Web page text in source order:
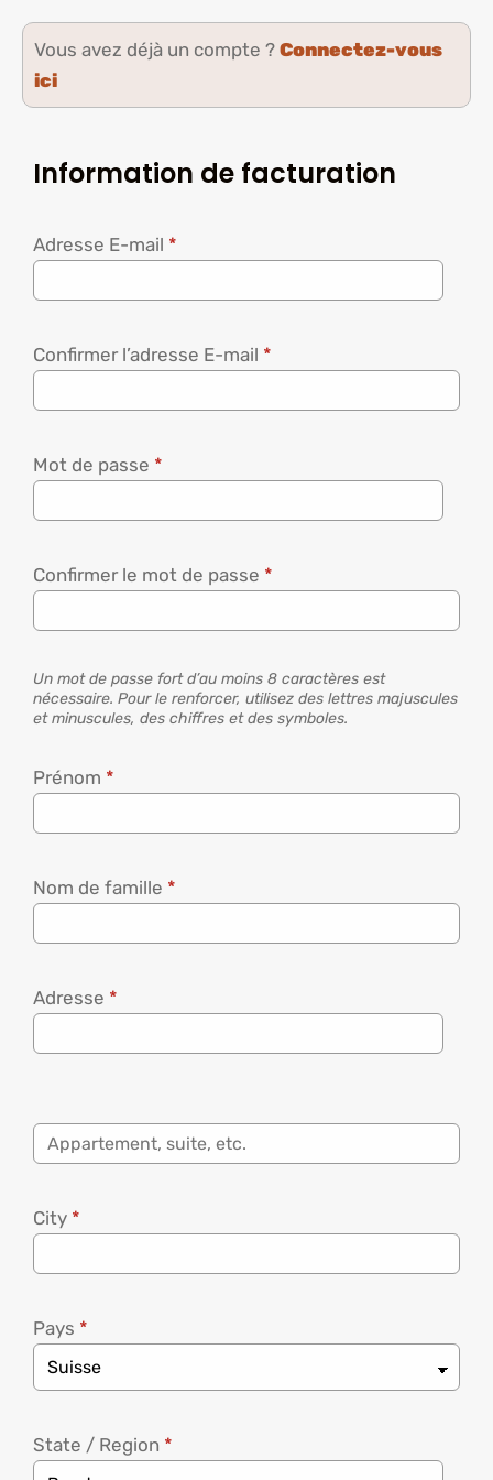
Vous avez déjà un compte ? Connectez-vous
ici
Information de facturation
Adresse E-mail *
Confirmer l’adresse E-mail *
Mot de passe *
Confirmer le mot de passe *
Un mot de passe fort d’au moins 8 caractères est
nécessaire. Pour le renforcer, utilisez des lettres majuscules
et minuscules, des chiffres et des symboles.
Prénom *
Nom de famille *
Adresse *
City *
Pays *
State / Region *